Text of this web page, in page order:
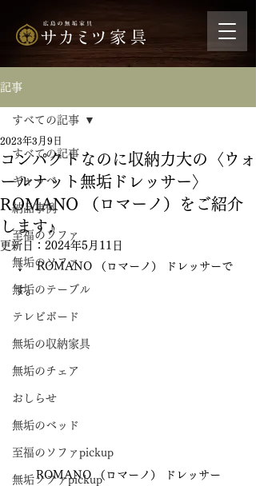
記事
すべての記事
ギャッベ
納品事例
至福のソファ
無垢のソファ
無垢のテーブル
テレビボード
無垢の収納家具
無垢のチェア
おしらせ
無垢のベッド
至福のソファpickup
無垢ソファpickup
すべての記事
コンパクトなのに収納力大の〈ウォ
ールナット無垢ドレッサー〉
ROMANO （ロマーノ）をご紹介
します♪
2023年3月9日
更新日： 2024年5月11日
↓　ROMANO （ロマーノ） ドレッサーで
す。
ROMANO （ロマーノ） ドレッサー